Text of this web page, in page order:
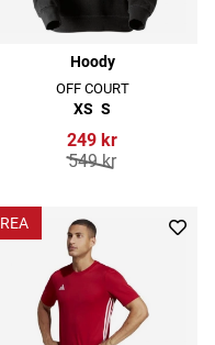
Hoody
OFF COURT
XS S
249 kr
549 kr
REA